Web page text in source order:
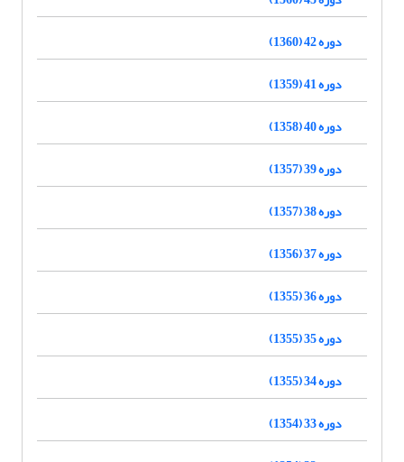
دوره 42 (1360)
دوره 41 (1359)
دوره 40 (1358)
دوره 39 (1357)
دوره 38 (1357)
دوره 37 (1356)
دوره 36 (1355)
دوره 35 (1355)
دوره 34 (1355)
دوره 33 (1354)